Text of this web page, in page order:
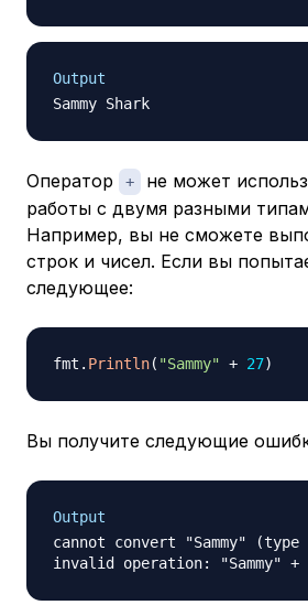
Output
Оператор +
не может
работы с двумя разными
Например, вы не сможете
строк и чисел. Если вы
следующее:
fmt . Println( "Sammy" + 27)
Вы получите следующие
Output
cannot convert "Sammy"